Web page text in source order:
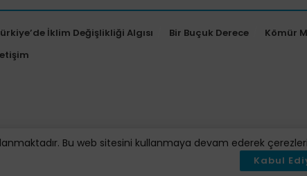
İklim Değişlikliği Algısı Bir Buçuk Derece Kömür
Bu web sitesini kullanmaya devam ederek
Kabul